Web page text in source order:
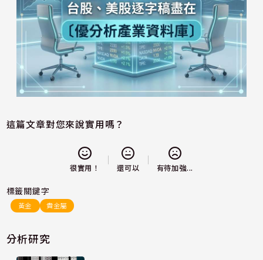
這篇文章對您來說實用嗎？
很實用！ 還可以 有待加強...
標籤關鍵字
黃金 貴金屬
分析研究